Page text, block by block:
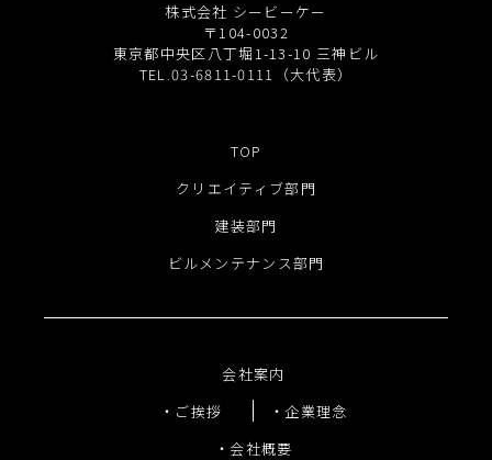
株式会社 シービーケー
〒104-0032
東京都中央区八丁堀1-13-10 三神ビル
TEL.03-6811-0111（大代表）
TOP
クリエイティブ部門
建装部門
ビルメンテナンス部門
会社案内
ご挨拶
企業理念
会社概要